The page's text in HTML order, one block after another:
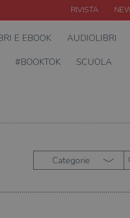
RIVISTA
E EBOOK AUDIOLIBRI
#BOOKTOK SCUOLA
Categorie